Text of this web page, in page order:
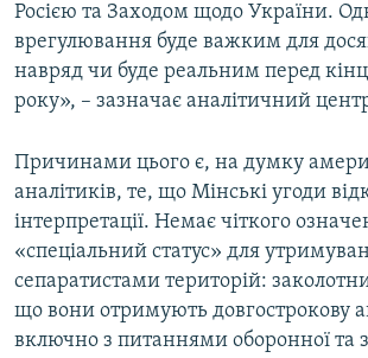
Росією та Заходом щодо України.
врегулювання буде важким для
навряд чи буде реальним перед
року», – зазначає аналітичний
Причинами цього є, на думку
аналітиків, те, що Мінські угоди
інтерпретації. Немає чіткого
«спеціальний статус» для
сепаратистами територій:
що вони отримують довгострокову
включно з питаннями оборонної та